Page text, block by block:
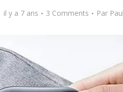
il y a 7 ans 3 Comments Par Paul